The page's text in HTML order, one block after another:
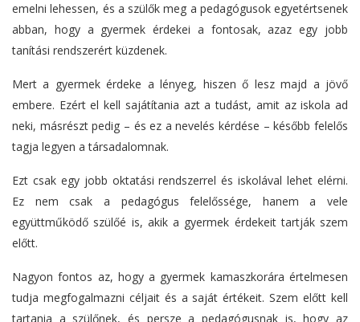
emelni lehessen, és a szülők meg a pedagógusok egyetértsenek
abban, hogy a gyermek érdekei a fontosak, azaz egy jobb
tanítási rendszerért küzdenek.
Mert a gyermek érdeke a lényeg, hiszen ő lesz majd a jövő
embere. Ezért el kell sajátítania azt a tudást, amit az iskola ad
neki, másrészt pedig – és ez a nevelés kérdése – később felelős
tagja legyen a társadalomnak.
Ezt csak egy jobb oktatási rendszerrel és iskolával lehet elérni.
Ez nem csak a pedagógus felelőssége, hanem a vele
együttműködő szülőé is, akik a gyermek érdekeit tartják szem
előtt.
Nagyon fontos az, hogy a gyermek kamaszkorára értelmesen
tudja megfogalmazni céljait és a saját értékeit. Szem előtt kell
tartania a szülőnek, és persze a pedagógusnak is, hogy az